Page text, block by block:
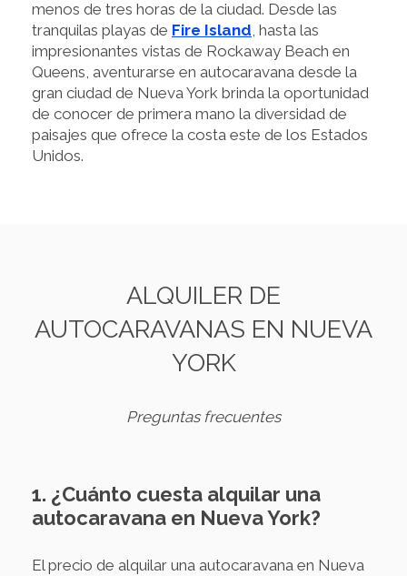
menos de tres horas de la ciudad. Desde las
tranquilas playas de Fire Island, hasta las
impresionantes vistas de Rockaway Beach en
Queens, aventurarse en autocaravana desde la
gran ciudad de Nueva York brinda la oportunidad
de conocer de primera mano la diversidad de
paisajes que ofrece la costa este de los Estados
Unidos.
ALQUILER DE
AUTOCARAVANAS EN NUEVA
YORK
Preguntas frecuentes
1. ¿Cuánto cuesta alquilar una
autocaravana en Nueva York?
El precio de alquilar una autocaravana en Nueva